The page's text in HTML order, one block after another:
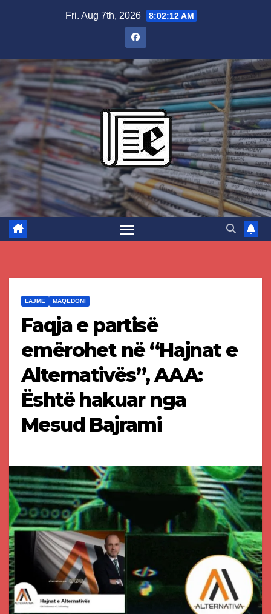
Fri. Aug 7th, 2026 8:02:13 AM
LAJME MAQEDONI
Faqja e partisë
emërohet në “Hajnat e
Alternativës”, AAA:
Është hakuar nga
Mesud Bajrami